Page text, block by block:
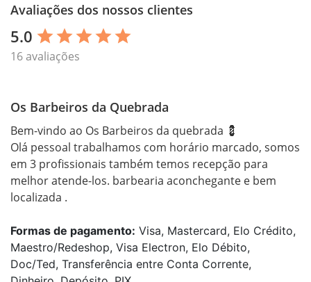
Avaliações dos nossos clientes
5.0 star star star star star
16 avaliações
Os Barbeiros da Quebrada
Bem-vindo ao Os Barbeiros da quebrada 💈
Olá pessoal trabalhamos com horário marcado, somos
em 3 profissionais também temos recepção para
melhor atende-los. barbearia aconchegante e bem
localizada .
Formas de pagamento: Visa, Mastercard, Elo Crédito,
Maestro/Redeshop, Visa Electron, Elo Débito,
Doc/Ted, Transferência entre Conta Corrente,